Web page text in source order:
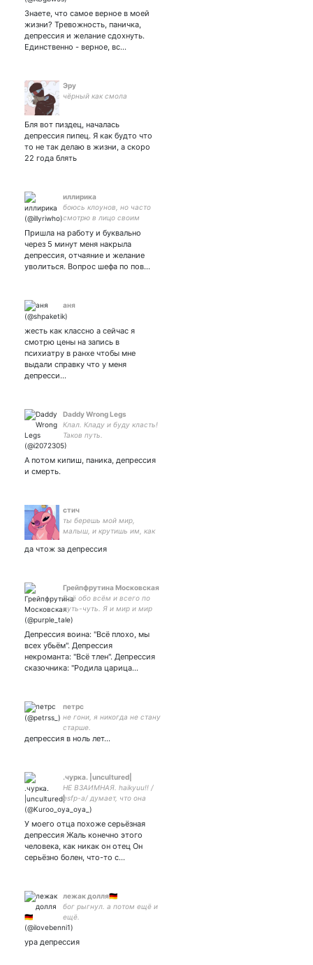
Знаете, что самое верное в моей
жизни? Тревожность, паничка,
депрессия и желание сдохнуть.
Единственно - верное, вс…
Эру
чёрный как смола
Бля вот пиздец, началась
депрессия пипец. Я как будто что
то не так делаю в жизни, а скоро
22 года блять
иллирика
боюсь клоунов, но часто
смотрю в лицо своим
Пришла на работу и буквально
через 5 минут меня накрыла
депрессия, отчаяние и желание
уволиться. Вопрос шефа по пов…
аня
жесть как классно а сейчас я
смотрю цены на запись в
психиатру в ранхе чтобы мне
выдали справку что у меня
депресси…
Daddy Wrong Legs
Клал. Кладу и буду класть!
Таков путь.
А потом кипиш, паника, депрессия
и смерть.
стич
ты берешь мой мир,
малыш, и крутишь им, как
да чтож за депрессия
Грейпфрутина Московская
Всё обо всём и всего по
чуть-чуть. Я и мир и мир
на фоне меня.
Депрессия воина: "Всё плохо, мы
всех убьём". Депрессия
некроманта: "Всё тлен". Депрессия
сказочника: "Родила царица…
петрс
не гони, я никогда не стану
старше.
депрессия в ноль лет...
.чурка. |uncultured|
НЕ ВЗАИМНАЯ. haikyuu!! /
esfp-a/ думает, что она
багема/ все похуй, я
нахуй./ блять любите
магазин ярче, у меня всё.
Хочу роллы.
У моего отца похоже серьёзная
депрессия Жаль конечно этого
человека, как никак он отец Он
серьёзно болен, что-то с…
лежак долля🇩🇪
бог рыгнул. а потом ещё и
ещё.
ура депрессия